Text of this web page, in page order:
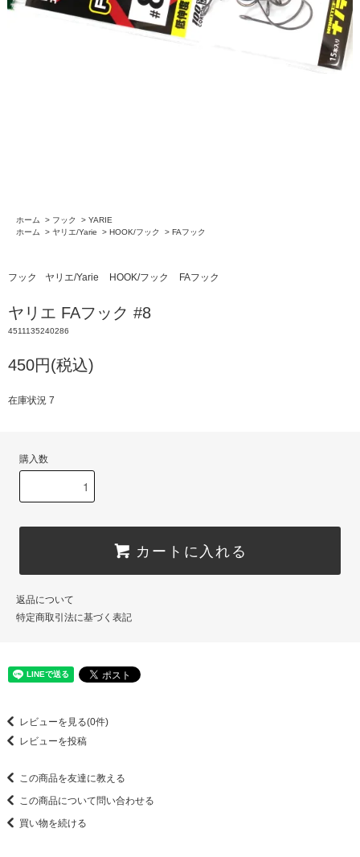
ホーム > フック > YARIE
ホーム
> ヤリエ/Yarie > HOOK/フック > FAフック
フック ヤリエ/Yarie HOOK/フック FAフック
ヤリエ FAフック #8
4511135240286
450円(税込)
在庫状況 7
購入数
カートに入れる
返品について
特定商取引法に基づく表記
レビューを見る(0件)
レビューを投稿
この商品を友達に教える
この商品について問い合わせる
買い物を続ける